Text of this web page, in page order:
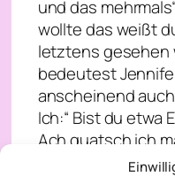
und das
wollte das weißt
letztens gesehen
bedeutest
anscheinend
Ich:“ Bist du etwa
Ach quatsch ich
verletzt wirst“